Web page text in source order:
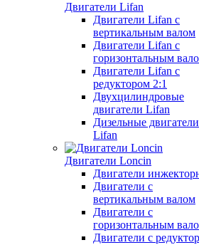
Двигатели Lifan
Двигатели Lifan с
вертикальным валом
Двигатели Lifan с
горизонтальным
Двигатели Lifan с
редуктором 2:1
Двухцилиндровые
двигатели Lifan
Дизельные двигатели
Lifan
Двигатели Loncin
Двигатели
Двигатели с
вертикальным валом
Двигатели с
горизонтальным
Двигатели с